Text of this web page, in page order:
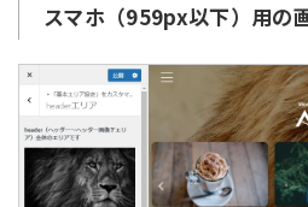
スマホ（959px以下）用の